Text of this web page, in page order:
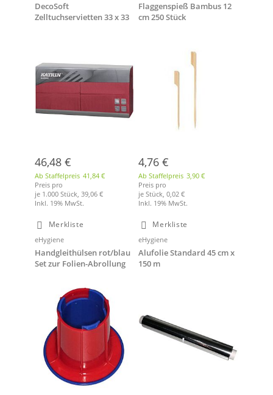
DecoSoft
Zelltuchservietten 33 x 33
46,48 €
Ab Staffelpreis 41,84 €
Preis pro
je 1.000 Stück, 39,06 €
Inkl. 19% MwSt.
Merkliste
Flaggenspieß Bambus 12
cm 250 Stück
4,76 €
Ab Staffelpreis 3,90 €
Preis pro
je Stück,0,02 €
Inkl. 19% MwSt.
Merkliste
eHygiene
Handgleithülsen rot/blau
Set zur Folien-Abrollung
eHygiene
Alufolie Standard 45 cm x
150 m